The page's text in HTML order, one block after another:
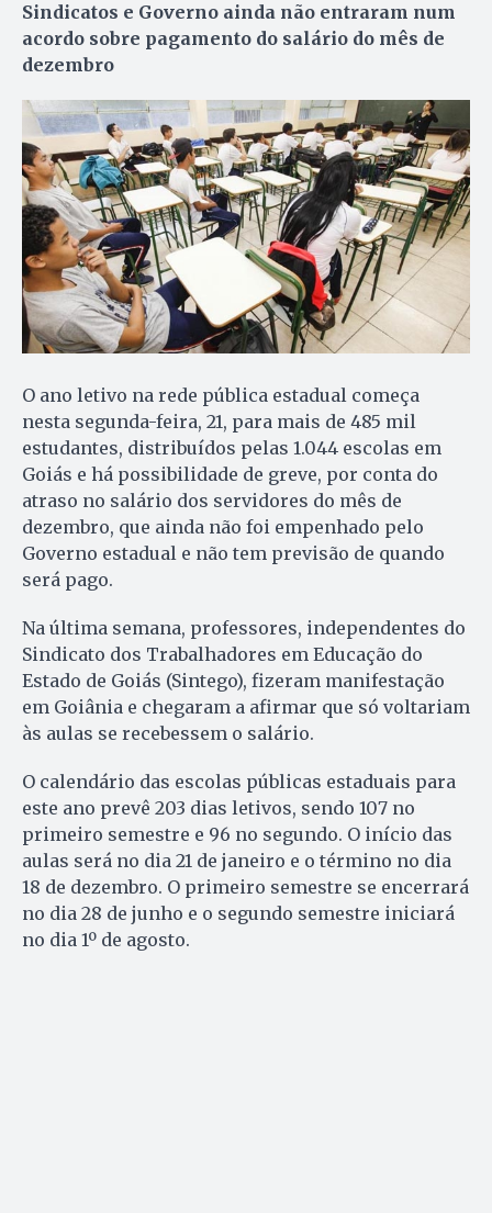
Sindicatos e Governo ainda não entraram num
acordo sobre pagamento do salário do mês de
dezembro
O ano letivo na rede pública estadual começa
nesta segunda-feira, 21, para mais de 485 mil
estudantes, distribuídos pelas 1.044 escolas em
Goiás e há possibilidade de greve, por conta do
atraso no salário dos servidores do mês de
dezembro, que ainda não foi empenhado pelo
Governo estadual e não tem previsão de quando
será pago.
Na última semana, professores, independentes do
Sindicato dos Trabalhadores em Educação do
Estado de Goiás (Sintego), fizeram manifestação
em Goiânia e chegaram a afirmar que só voltariam
às aulas se recebessem o salário.
O calendário das escolas públicas estaduais para
este ano prevê 203 dias letivos, sendo 107 no
primeiro semestre e 96 no segundo. O início das
aulas será no dia 21 de janeiro e o término no dia
18 de dezembro. O primeiro semestre se encerrará
no dia 28 de junho e o segundo semestre iniciará
no dia 1º de agosto.